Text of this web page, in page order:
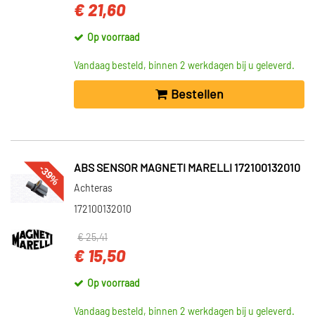
ABS sensor (25366)
Kabelreparatieset (16)
Snelheidssensor versnellingsbak (6)
Elektronica componenten (3)
INBOUWPLAATS
Vooras rechts (3025)
Achteras links (2994)
Vooras links (2989)
Achteras (1715)
€ 21,60
Op voorraad
Vandaag besteld, binnen 2 werkdagen bij u geleverd.
Bestellen
-39% ABS SENSOR MAGNETI MARELLI 172100132010
Achteras
172100132010
€ 25,41
€ 15,50
Op voorraad
Vandaag besteld, binnen 2 werkdagen bij u geleverd.